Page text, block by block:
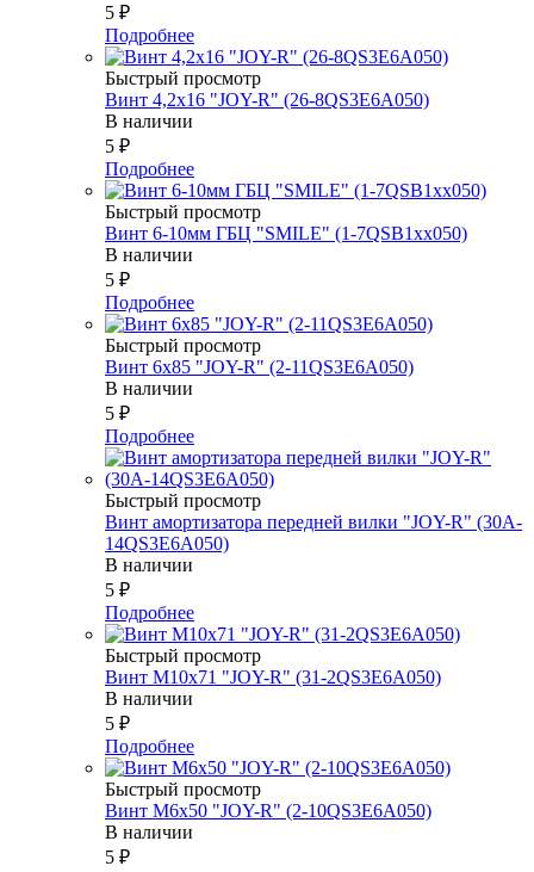
5 ₽
Подробнее
Быстрый просмотр
Винт 4,2х16 "JOY-R" (26-8QS3E6A050)
В наличии
5 ₽
Подробнее
Быстрый просмотр
Винт 6-10мм ГБЦ "SMILE" (1-7QSB1xx050)
В наличии
5 ₽
Подробнее
Быстрый просмотр
Винт 6х85 "JOY-R" (2-11QS3E6A050)
В наличии
5 ₽
Подробнее
Быстрый просмотр
Винт амортизатора передней вилки "JOY-R" (30A-
14QS3E6A050)
В наличии
5 ₽
Подробнее
Быстрый просмотр
Винт М10х71 "JOY-R" (31-2QS3E6A050)
В наличии
5 ₽
Подробнее
Быстрый просмотр
Винт М6х50 "JOY-R" (2-10QS3E6A050)
В наличии
5 ₽